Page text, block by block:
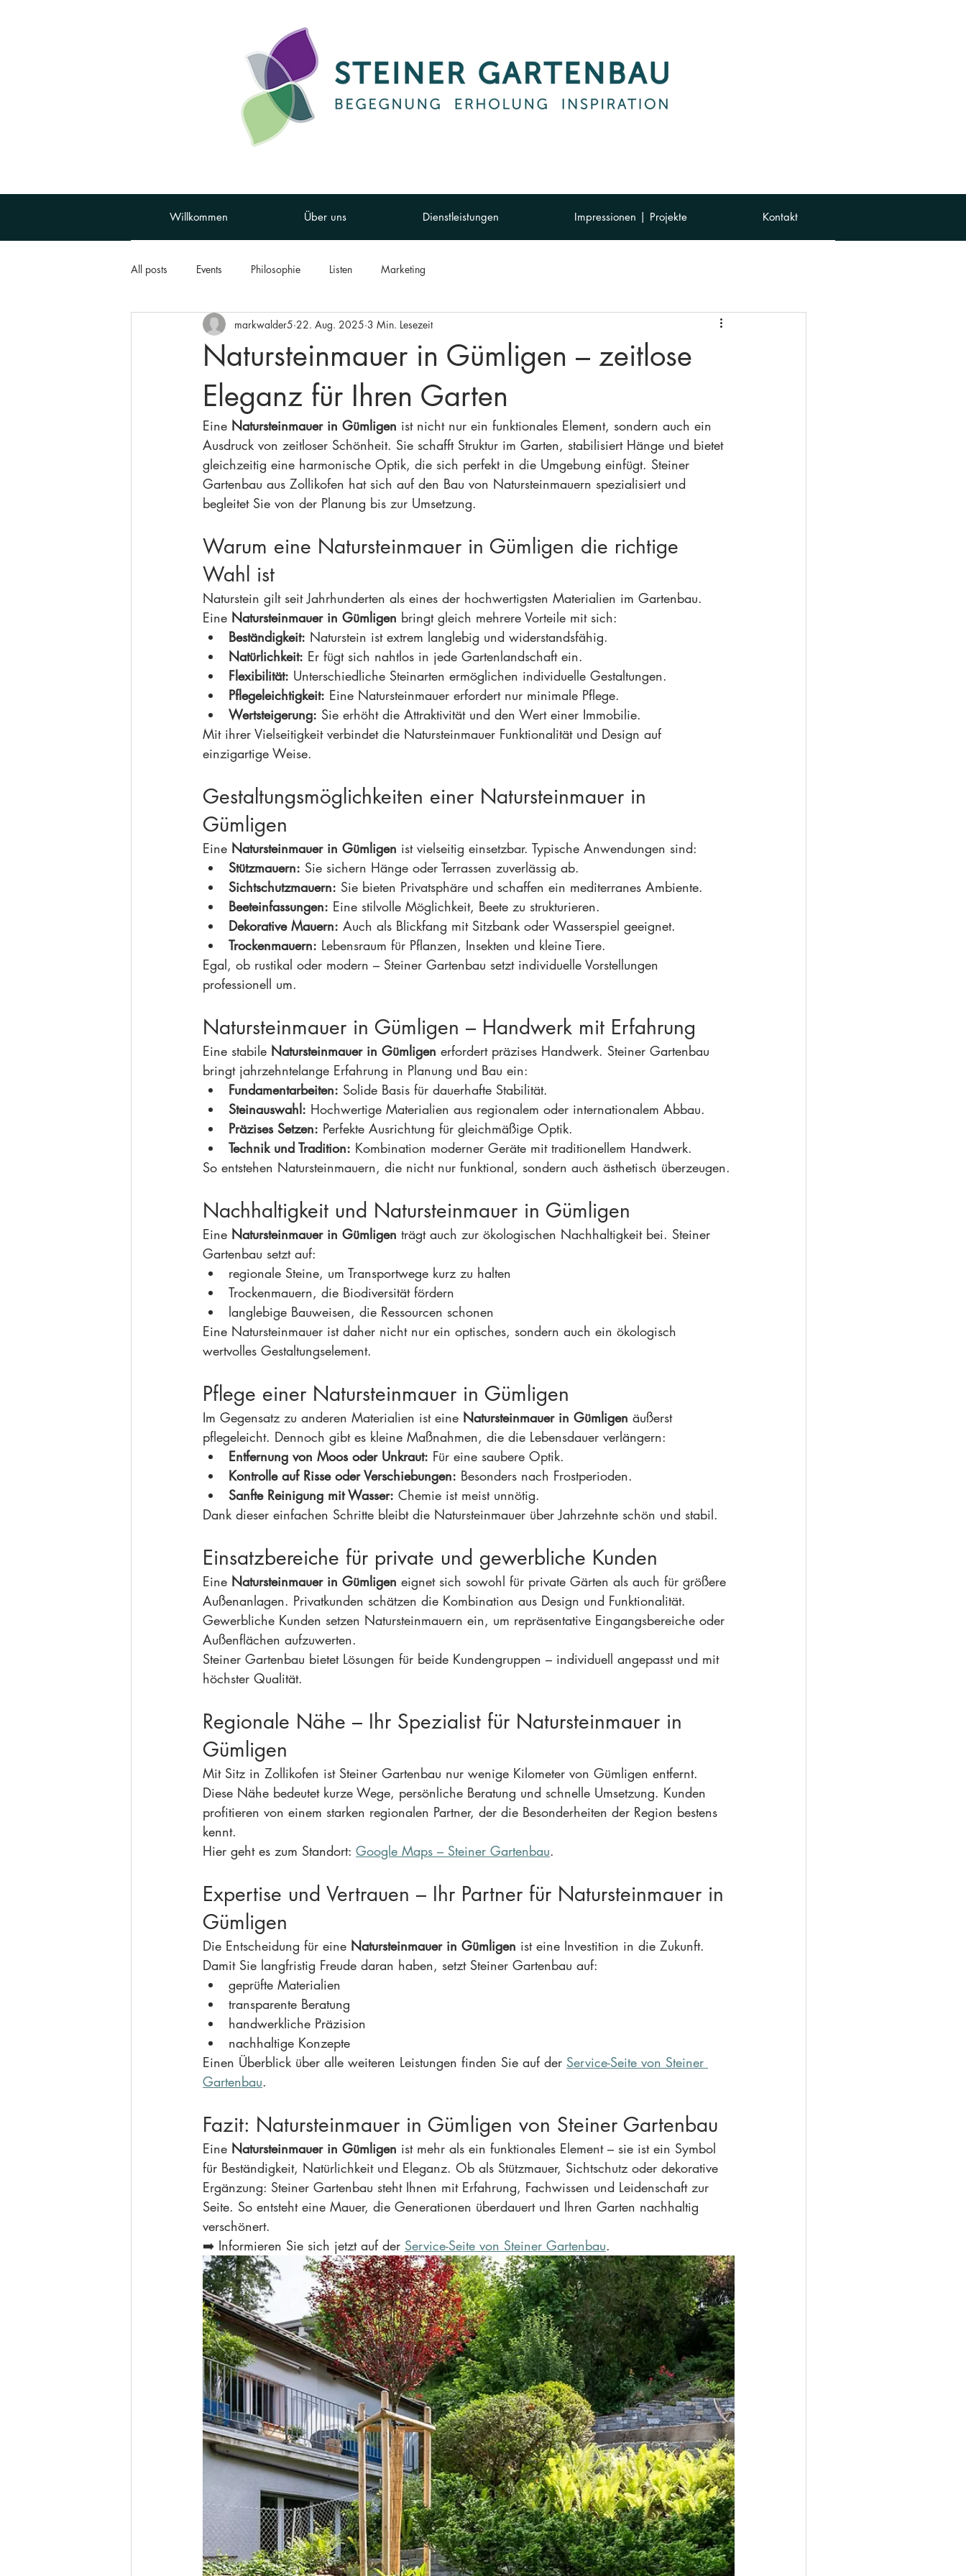
Willkommen Über uns Dienstleistungen Impressionen | Projekte Kontakt
All posts Events Philosophie Listen Marketing
Natursteinmauer in Gümligen – zeitlose
Eleganz für Ihren Garten
markwalder5 22. Aug. 2025 3 Min. Lesezeit
Eine Natursteinmauer in Gümligen ist nicht nur ein funktionales Element, sondern auch ein
Ausdruck von zeitloser Schönheit. Sie schafft Struktur im Garten, stabilisiert Hänge und bietet
gleichzeitig eine harmonische Optik, die sich perfekt in die Umgebung einfügt. Steiner
Gartenbau aus Zollikofen hat sich auf den Bau von Natursteinmauern spezialisiert und
begleitet Sie von der Planung bis zur Umsetzung.
Warum eine Natursteinmauer in Gümligen die richtige
Wahl ist
Naturstein gilt seit Jahrhunderten als eines der hochwertigsten Materialien im Gartenbau.
Eine Natursteinmauer in Gümligen bringt gleich mehrere Vorteile mit sich:
Beständigkeit: Naturstein ist extrem langlebig und widerstandsfähig.
Natürlichkeit: Er fügt sich nahtlos in jede Gartenlandschaft ein.
Flexibilität: Unterschiedliche Steinarten ermöglichen individuelle Gestaltungen.
Pflegeleichtigkeit: Eine Natursteinmauer erfordert nur minimale Pflege.
Wertsteigerung: Sie erhöht die Attraktivität und den Wert einer Immobilie.
Mit ihrer Vielseitigkeit verbindet die Natursteinmauer Funktionalität und Design auf
einzigartige Weise.
Gestaltungsmöglichkeiten einer Natursteinmauer in
Gümligen
Eine Natursteinmauer in Gümligen ist vielseitig einsetzbar. Typische Anwendungen sind:
Stützmauern: Sie sichern Hänge oder Terrassen zuverlässig ab.
Sichtschutzmauern: Sie bieten Privatsphäre und schaffen ein mediterranes Ambiente.
Beeteinfassungen: Eine stilvolle Möglichkeit, Beete zu strukturieren.
Dekorative Mauern: Auch als Blickfang mit Sitzbank oder Wasserspiel geeignet.
Trockenmauern: Lebensraum für Pflanzen, Insekten und kleine Tiere.
Egal, ob rustikal oder modern – Steiner Gartenbau setzt individuelle Vorstellungen
professionell um.
Natursteinmauer in Gümligen – Handwerk mit Erfahrung
Eine stabile Natursteinmauer in Gümligen erfordert präzises Handwerk. Steiner Gartenbau
bringt jahrzehntelange Erfahrung in Planung und Bau ein:
Fundamentarbeiten: Solide Basis für dauerhafte Stabilität.
Steinauswahl: Hochwertige Materialien aus regionalem oder internationalem Abbau.
Präzises Setzen: Perfekte Ausrichtung für gleichmäßige Optik.
Technik und Tradition: Kombination moderner Geräte mit traditionellem Handwerk.
So entstehen Natursteinmauern, die nicht nur funktional, sondern auch ästhetisch überzeugen.
Nachhaltigkeit und Natursteinmauer in Gümligen
Eine Natursteinmauer in Gümligen trägt auch zur ökologischen Nachhaltigkeit bei. Steiner
Gartenbau setzt auf:
regionale Steine, um Transportwege kurz zu halten
Trockenmauern, die Biodiversität fördern
langlebige Bauweisen, die Ressourcen schonen
Eine Natursteinmauer ist daher nicht nur ein optisches, sondern auch ein ökologisch
wertvolles Gestaltungselement.
Pflege einer Natursteinmauer in Gümligen
Im Gegensatz zu anderen Materialien ist eine Natursteinmauer in Gümligen äußerst
pflegeleicht. Dennoch gibt es kleine Maßnahmen, die die Lebensdauer verlängern:
Entfernung von Moos oder Unkraut: Für eine saubere Optik.
Kontrolle auf Risse oder Verschiebungen: Besonders nach Frostperioden.
Sanfte Reinigung mit Wasser: Chemie ist meist unnötig.
Dank dieser einfachen Schritte bleibt die Natursteinmauer über Jahrzehnte schön und stabil.
Einsatzbereiche für private und gewerbliche Kunden
Eine Natursteinmauer in Gümligen eignet sich sowohl für private Gärten als auch für größere
Außenanlagen. Privatkunden schätzen die Kombination aus Design und Funktionalität.
Gewerbliche Kunden setzen Natursteinmauern ein, um repräsentative Eingangsbereiche oder
Außenflächen aufzuwerten.
Steiner Gartenbau bietet Lösungen für beide Kundengruppen – individuell angepasst und mit
höchster Qualität.
Regionale Nähe – Ihr Spezialist für Natursteinmauer in
Gümligen
Mit Sitz in Zollikofen ist Steiner Gartenbau nur wenige Kilometer von Gümligen entfernt.
Diese Nähe bedeutet kurze Wege, persönliche Beratung und schnelle Umsetzung. Kunden
profitieren von einem starken regionalen Partner, der die Besonderheiten der Region bestens
kennt.
Hier geht es zum Standort: Google Maps – Steiner Gartenbau.
Expertise und Vertrauen – Ihr Partner für Natursteinmauer in
Gümligen
Die Entscheidung für eine Natursteinmauer in Gümligen ist eine Investition in die Zukunft.
Damit Sie langfristig Freude daran haben, setzt Steiner Gartenbau auf:
geprüfte Materialien
transparente Beratung
handwerkliche Präzision
nachhaltige Konzepte
Einen Überblick über alle weiteren Leistungen finden Sie auf der Service-Seite von Steiner
Gartenbau.
Fazit: Natursteinmauer in Gümligen von Steiner Gartenbau
Eine Natursteinmauer in Gümligen ist mehr als ein funktionales Element – sie ist ein Symbol
für Beständigkeit, Natürlichkeit und Eleganz. Ob als Stützmauer, Sichtschutz oder dekorative
Ergänzung: Steiner Gartenbau steht Ihnen mit Erfahrung, Fachwissen und Leidenschaft zur
Seite. So entsteht eine Mauer, die Generationen überdauert und Ihren Garten nachhaltig
verschönert.
➡️ Informieren Sie sich jetzt auf der Service-Seite von Steiner Gartenbau.